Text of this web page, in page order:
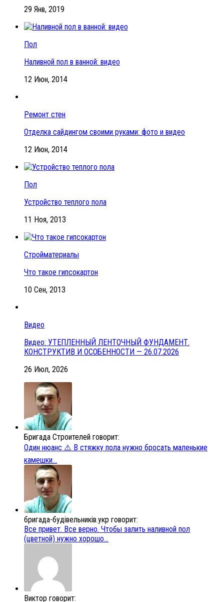
29 Янв, 2019
Пол
Наливной пол в ванной: видео
12 Июн, 2014
Ремонт стен
Отделка сайдингом своими руками: фото и видео
12 Июн, 2014
Пол
Устройство теплого пола
11 Ноя, 2013
Стройматериалы
Что такое гипсокартон
10 Сен, 2013
Видео
Видео: УТЕПЛЕННЫЙ ЛЕНТОЧНЫЙ ФУНДАМЕНТ.
КОНСТРУКТИВ И ОСОБЕННОСТИ — 26.07.2026
26 Июл, 2026
Бригада Строителей говорит:
Один нюанс ⚠️ В стяжку пола нужно бросать маленькие
камешки...
бригада-будівельників.укр говорит:
Все привет. Все верно. Чтобы залить наливной пол
(цветной) нужно хорошо...
Виктор говорит: